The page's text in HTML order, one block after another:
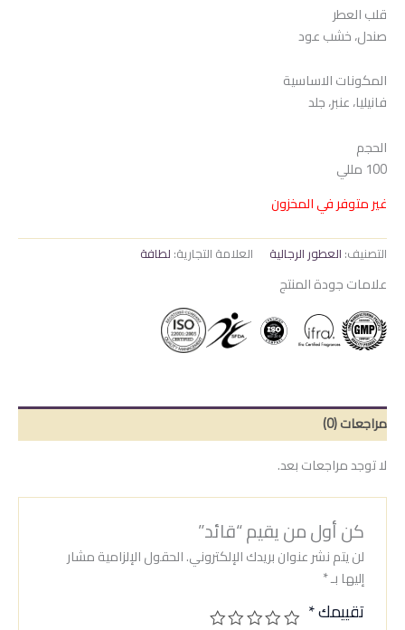
قلب العطر
صندل، خشب عود
المكونات الاساسية
فانيليا، عنبر، جلد
الحجم
100 مللي
غير متوفر في المخزون
التصنيف: العطور الرجالية العلامة التجارية: لطافة
علامات جودة المنتج
مراجعات (0)
لا توجد مراجعات بعد.
كن أول من يقيم “قائد”
لن يتم نشر عنوان بريدك الإلكتروني.الحقول الإلزامية مشار
إليها بـ*
تقييمك*